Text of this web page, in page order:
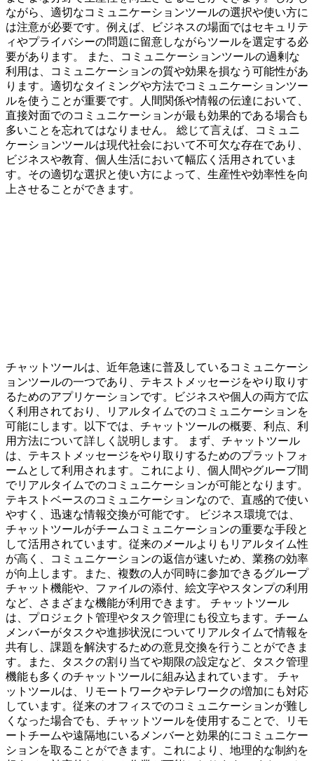
ながら、適切なコミュニケーションツールの選択や使い方に
は注意が必要です。例えば、ビジネスの場面ではセキュリテ
ィやプライバシーの問題に留意しながらツールを選定する必
要があります。 また、コミュニケーションツールの過剰な
利用は、コミュニケーションの質や効果を損なう可能性があ
ります。適切なタイミングや方法でコミュニケーションツー
ルを使うことが重要です。人間関係や情報の伝達において、
直接対面でのコミュニケーションが最も効果的である場合も
多いことを忘れてはなりません。 総じて言えば、コミュニ
ケーションツールは現代社会において不可欠な存在であり、
ビジネスや教育、個人生活において幅広く活用されていま
す。その適切な選択と使い方によって、生産性や効率性を向
上させることができます。
チャットツールは、近年急速に普及しているコミュニケーシ
ョンツールの一つであり、テキストメッセージをやり取りす
るためのアプリケーションです。ビジネスや個人の両方で広
く利用されており、リアルタイムでのコミュニケーションを
可能にします。以下では、チャットツールの概要、利点、利
用方法について詳しく説明します。 まず、チャットツール
は、テキストメッセージをやり取りするためのプラットフォ
ームとして利用されます。これにより、個人間やグループ間
でリアルタイムでのコミュニケーションが可能となります。
テキストベースのコミュニケーションなので、直感的で使い
やすく、迅速な情報交換が可能です。 ビジネス環境では、
チャットツールがチームコミュニケーションの重要な手段と
して活用されています。従来のメールよりもリアルタイム性
が高く、コミュニケーションの返信が速いため、業務の効率
が向上します。また、複数の人が同時に参加できるグループ
チャット機能や、ファイルの添付、絵文字やスタンプの利用
など、さまざまな機能が利用できます。 チャットツール
は、プロジェクト管理やタスク管理にも役立ちます。チーム
メンバーがタスクや進捗状況についてリアルタイムで情報を
共有し、課題を解決するための意見交換を行うことができま
す。また、タスクの割り当てや期限の設定など、タスク管理
機能も多くのチャットツールに組み込まれています。 チャ
ットツールは、リモートワークやテレワークの増加にも対応
しています。従来のオフィスでのコミュニケーションが難し
くなった場合でも、チャットツールを使用することで、リモ
ートチームや遠隔地にいるメンバーと効果的にコミュニケー
ションを取ることができます。これにより、地理的な制約を